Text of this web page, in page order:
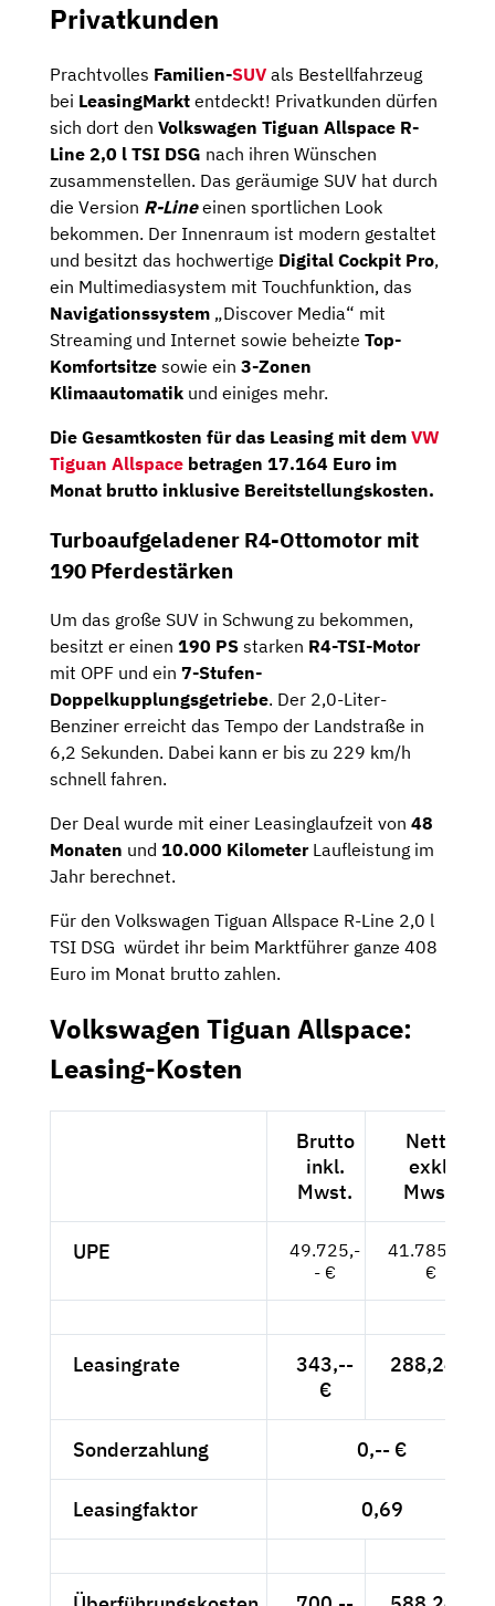
Privatkunden
Prachtvolles Familien-SUV als Bestellfahrzeug
bei LeasingMarkt entdeckt! Privatkunden dürfen
sich dort den Volkswagen Tiguan Allspace R-
Line 2,0 l TSI DSG nach ihren Wünschen
zusammenstellen. Das geräumige SUV hat durch
die Version R-Lineeinen sportlichen Look
bekommen. Der Innenraum ist modern gestaltet
und besitzt das hochwertige Digital Cockpit Pro,
ein Multimediasystem mit Touchfunktion, das
Navigationssystem „Discover Media“ mit
Streaming und Internet sowie beheizte Top-
Komfortsitze sowie ein 3-Zonen
Klimaautomatik und einiges mehr.
Die Gesamtkosten für das Leasing mit dem VW
Tiguan Allspace betragen 17.164 Euro im
Monat brutto inklusive Bereitstellungskosten.
Turboaufgeladener R4-Ottomotor mit
190 Pferdestärken
Um das große SUV in Schwung zu bekommen,
besitzt er einen 190 PS starken R4-TSI-Motor
mit OPF und ein 7-Stufen-
Doppelkupplungsgetriebe. Der 2,0-Liter-
Benziner erreicht das Tempo der Landstraße in
6,2 Sekunden. Dabei kann er bis zu 229 km/h
schnell fahren.
Der Deal wurde mit einer Leasinglaufzeit von 48
Monaten und 10.000 KilometerLaufleistung im
Jahr berechnet.
Für den Volkswagen Tiguan Allspace R-Line 2,0 l
TSI DSG würdet ihr beim Marktführer ganze 408
Euro im Monat brutto zahlen.
Volkswagen Tiguan Allspace:
Leasing-Kosten
Brutto
inkl.
Mwst.
Netto
exkl.
Mwst.
UPE
49.725,-
- €
41.785,71
€
Leasingrate
343,--
€
288,24 €
Sonderzahlung 0,-- €
Leasingfaktor 0,69